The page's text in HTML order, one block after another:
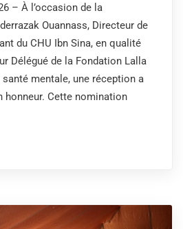
– À l’occasion de la
Ouannass, Directeur de
du CHU Ibn Sina, en qualité
Délégué de la Fondation Lalla
mentale, une réception a
honneur. Cette nomination